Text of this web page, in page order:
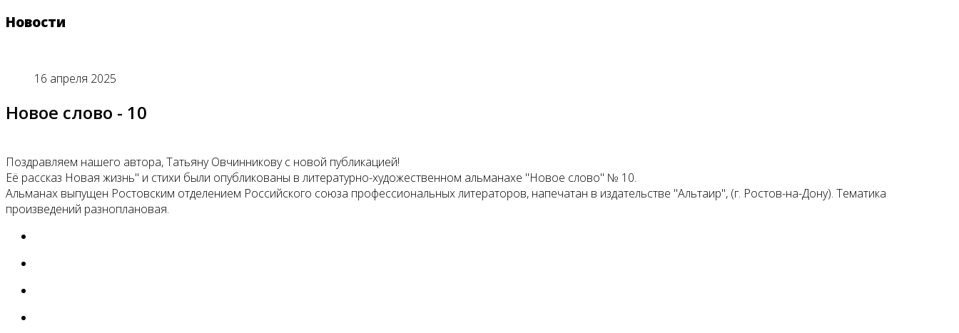
Новости
16 апреля 2025
Новое слово - 10
Поздравляем нашего автора, Татьяну Овчинникову с новой публикацией!
Её рассказ Новая жизнь" и стихи были опубликованы в литературно-художественном альманахе "Новое слово" № 10.
Альманах выпущен Ростовским отделением Российского союза профессиональных литераторов, напечатан в издательстве "Альтаир", (г. Ростов-на-Дону). Тематика
произведений разноплановая.